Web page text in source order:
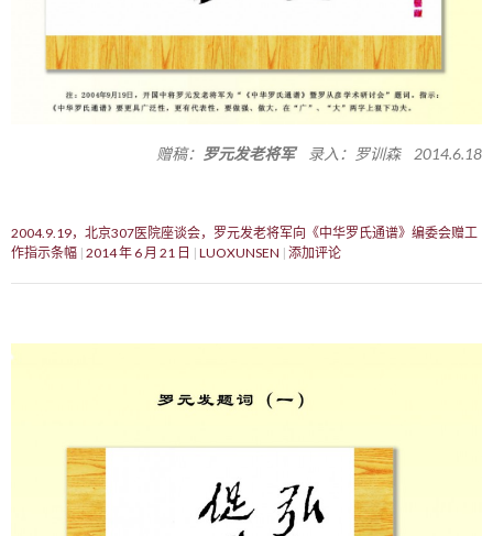
赠稿： 罗元发老将军录入：罗训森 2014.6.18
2004.9.19，北京307医院座谈会，罗元发老将军向《中华罗氏通谱》编委会赠工
作指示条幅 2014 年 6 月 21 日 LUOXUNSEN 添加评论